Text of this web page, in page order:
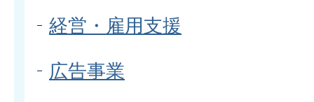
経営・雇用支援
広告事業